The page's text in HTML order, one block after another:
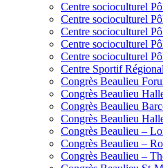
Centre socioculturel
Centre socioculturel
Centre socioculturel
Centre socioculturel
Centre socioculturel
Centre Sportif
Congrès Beaulieu
Congrès Beaulieu
Congrès Beaulieu
Congrès Beaulieu
Congrès Beaulieu –
Congrès Beaulieu –
Congrès Beaulieu –